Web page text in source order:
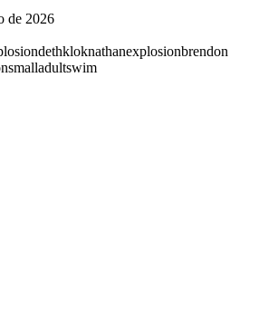
de 2026
dethkloknathanexplosionbrendon
smalladultswim